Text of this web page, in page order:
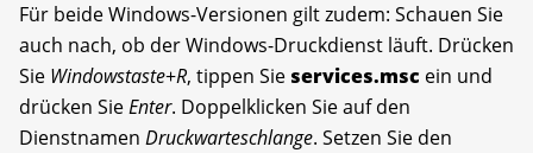
Für beide Windows-Versionen gilt zudem: Schauen Sie
auch nach, ob der Windows-Druckdienst läuft. Drücken
Sie Windowstaste+R, tippen Sie services.msc ein und
drücken SieEnter. Doppelklicken Sie auf den
Dienstnamen Druckwarteschlange. Setzen Sie den